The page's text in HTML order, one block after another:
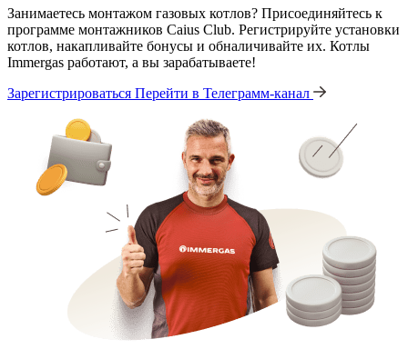
Занимаетесь монтажом газовых котлов? Присоединяйтесь к
программе монтажников Caius Club. Регистрируйте установки
котлов, накапливайте бонусы и обналичивайте их. Котлы
Immergas работают, а вы зарабатываете!
Зарегистрироваться Перейти в Телеграмм-канал